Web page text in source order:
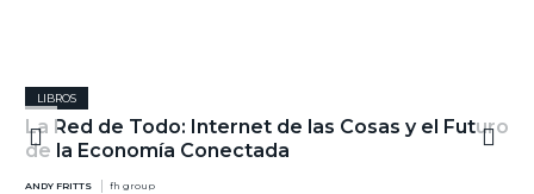
LIBROS
La Red de Todo: Internet de las Cosas y el Futuro
de la Economía Conectada
ANDY FRITTS fh group